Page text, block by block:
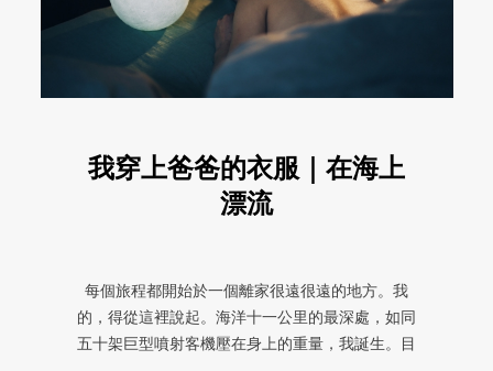
我穿上爸爸的衣服｜在海上
漂流
每個旅程都開始於一個離家很遠很遠的地方。我
的，得從這裡說起。海洋十一公里的最深處，如同
五十架巨型噴射客機壓在身上的重量，我誕生。目